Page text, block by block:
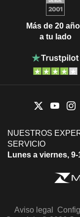
Más de 20
a tu lado
NUESTROS
SERVICIO
Lunes a viernes, 9-
Aviso legal